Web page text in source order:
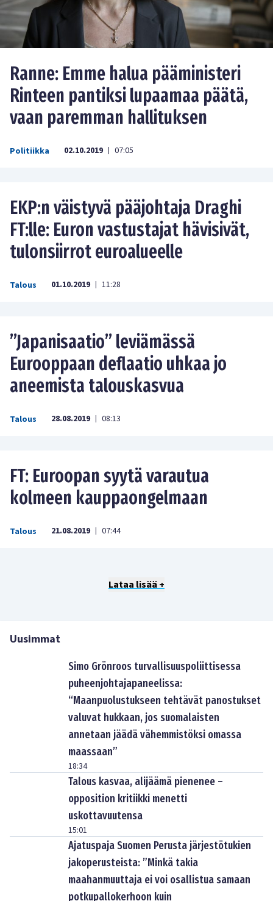
Ranne: Emme halua pääministeri
Rinteen pantiksi lupaamaa päätä,
vaan paremman hallituksen
Politiikka 02.10.2019 | 07:05
EKP:n väistyvä pääjohtaja Draghi
FT:lle: Euron vastustajat hävisivät,
tulonsiirrot euroalueelle
Talous 01.10.2019 | 11:28
”Japanisaatio” leviämässä
Eurooppaan deflaatio uhkaa jo
aneemista talouskasvua
Talous 28.08.2019 | 08:13
FT: Euroopan syytä varautua
kolmeen kauppaongelmaan
Talous 21.08.2019 | 07:44
Lataa lisää +
Uusimmat
Simo Grönroos turvallisuuspoliittisessa
puheenjohtajapaneelissa:
“Maanpuolustukseen tehtävät panostukset
valuvat hukkaan, jos suomalaisten
annetaan jäädä vähemmistöksi omassa
maassaan”
18:34
Talous kasvaa, alijäämä pienenee –
opposition kritiikki menetti
uskottavuutensa
15:01
Ajatuspaja Suomen Perusta järjestötukien
jakoperusteista: ”Minkä takia
maahanmuuttaja ei voi osallistua samaan
potkupallokerhoon kuin